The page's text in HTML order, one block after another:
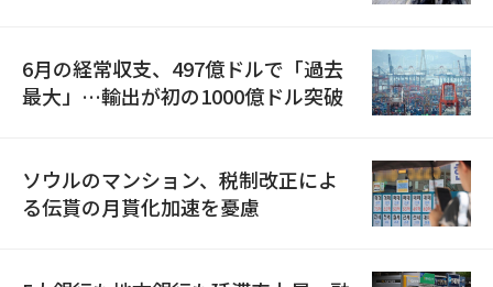
6月の経常収支、497億ドルで「過去
最大」…輸出が初の1000億ドル突破
ソウルのマンション、税制改正によ
る伝貰の月貰化加速を憂慮